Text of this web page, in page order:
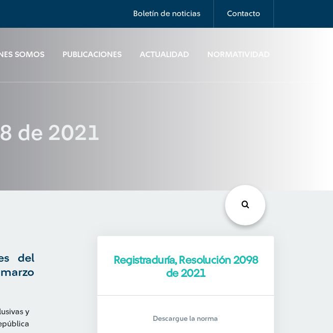
Boletín de noticias Contacto
SOMOS PUBLICACIONES ACTUALIDAD NORMATIVIDAD
de 2021
del
y
Registraduría, Resolución 2098
de 2021
Descargue la norma